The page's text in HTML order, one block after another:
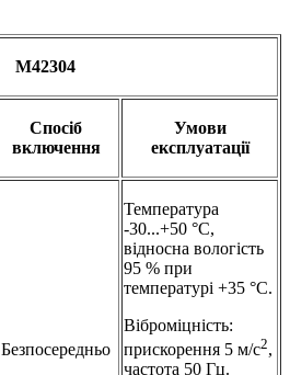
М42304
Спосіб
включення
Умови
експлуатації
Безпосередньо
Температура
-30...+50 °С,
відносна вологість
95 % при
температурі +35 °С.
Віброміцність:
прискорення 5 м/с2,
частота 50 Гц.